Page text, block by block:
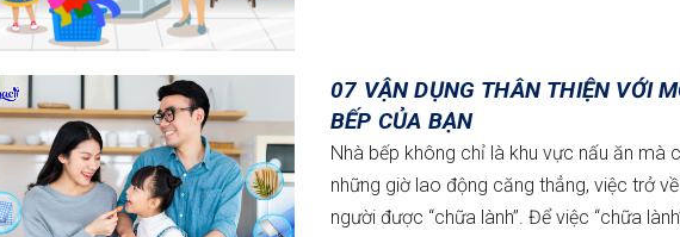
07 VẬN DỤNG THÂN THIỆN VỚI
BẾP CỦA BẠN
Nhà bếp không chỉ là khu vực nấu ăn mà
những giờ lao động căng thẳng, việc trở
người được “chữa lành”. Để việc “chữa